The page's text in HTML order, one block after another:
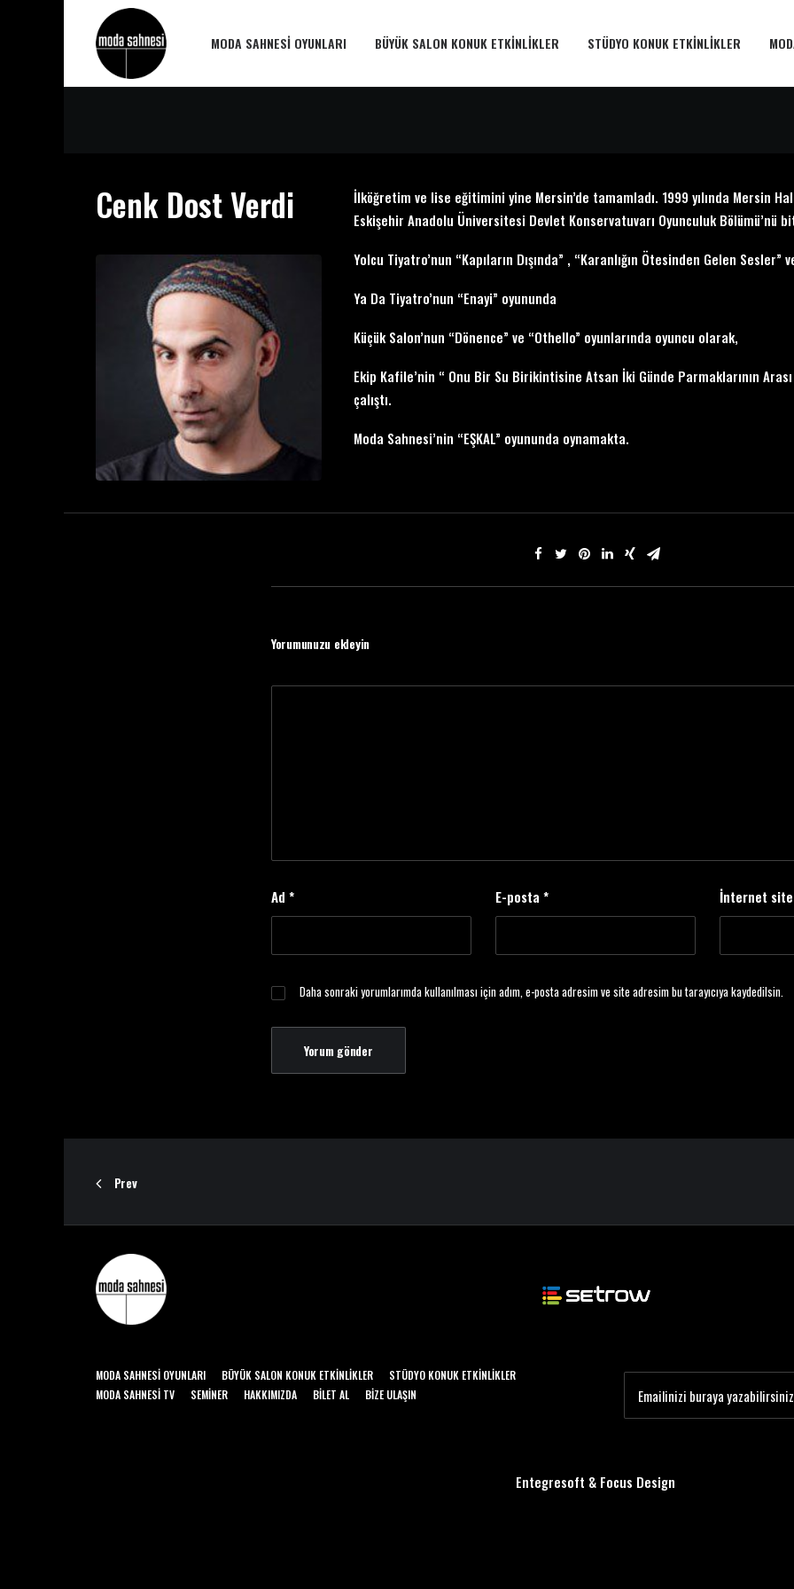
MODA SAHNESI OYUNLARI BÜYÜK SALON KONUK ETKINLIKLER STÜDYO KONUK ETKINLIKLER
Cenk Dost Verdi
İlköğretim ve lise eğitimini yine Mersin’de tamamladı. 1999 yılında Mersin
Eskişehir Anadolu Üniversitesi Devlet Konservatuvarı Oyunculuk Bölümü’nü
Yolcu Tiyatro’nun “Kapıların Dışında” , “Karanlığın Ötesinden Gelen Sesler”
Ya Da Tiyatro’nun “Enayi” oyununda
Küçük Salon’nun “Dönence” ve “Othello” oyunlarında oyuncu olarak,
Ekip Kafile’nin “ Onu Bir Su Birikintisine Atsan İki Günde Parmaklarının
çalıştı.
Moda Sahnesi’nin “EŞKAL” oyununda oynamakta.
Yorumunuzu ekleyin
Ad * E-posta * İnternet
Daha sonraki yorumlarımda kullanılması için adım, e-posta adresim ve site adresim bu tarayıcıya kaydedilsin.
Prev
MODA SAHNESI OYUNLARI BÜYÜK SALON KONUK ETKINLIKLER
STÜDYO KONUK ETKINLIKLER
MODA SAHNESI TV
SEMINER HAKKIMIZDA BILET AL BIZE ULAŞIN
Entegresoft & Focus Design